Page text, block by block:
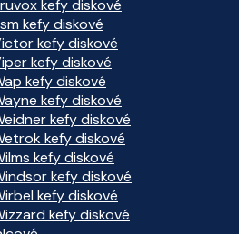
kefy diskové
kefy diskové
kefy diskové
kefy diskové
kefy diskové
kefy diskové
kefy diskové
kefy diskové
kefy diskové
kefy diskové
kefy diskové
kefy diskové